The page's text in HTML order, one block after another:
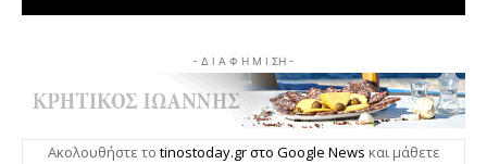
- Δ Ι Α Φ Η Μ Ι ΣΗ -
Ακολουθήστε το tinostoday.gr στο Google News και μάθετε